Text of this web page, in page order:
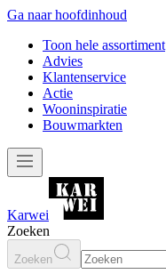
Ga naar hoofdinhoud
Toon hele assortiment
Advies
Klantenservice
Actie
Wooninspiratie
Bouwmarkten
Karwei
Zoeken
Zoeken